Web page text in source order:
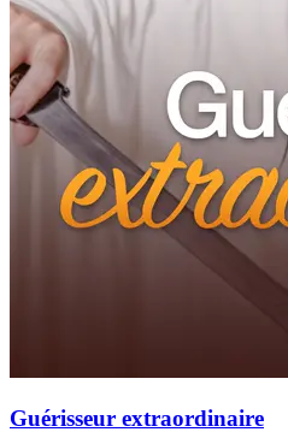
Guérisseur extraordinaire